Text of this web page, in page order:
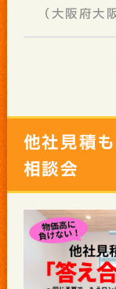
（大阪府
他社見積
相談会